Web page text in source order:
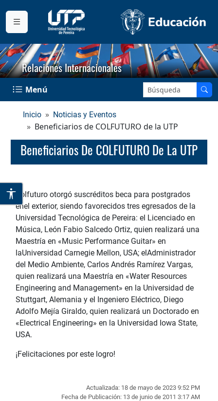
Relaciones Internacionales
Menú Buscar en el sitio:
Inicio Noticias y Eventos
Beneficiarios de COLFUTURO de la UTP
Beneficiarios De COLFUTURO De La UTP
Colfuturo otorgó suscréditos beca para postgrados
enel exterior, siendo favorecidos tres egresados de la
Universidad Tecnológica de Pereira: el Licenciado en
Música, León Fabio Salcedo Ortiz, quien realizará una
Maestría en «Music Performance Guitar» en
laUniversidad Carnegie Mellon, USA; elAdministrador
del Medio Ambiente, Carlos Andrés Ramírez Vargas,
quien realizará una Maestría en «Water Resources
Engineering and Management» en la Universidad de
Stuttgart, Alemania y el Ingeniero Eléctrico, Diego
Adolfo Mejía Giraldo, quien realizará un Doctorado en
«Electrical Engineering» en la Universidad Iowa State,
USA.
¡Felicitaciones por este logro!
Actualizada: 18 de mayo de 2023 9:52 PM
Fecha de Publicación: 13 de junio de 2011 3:17 AM